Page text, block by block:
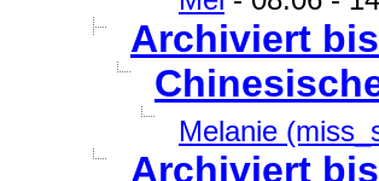
Archiviert
Melanie
Archiviert